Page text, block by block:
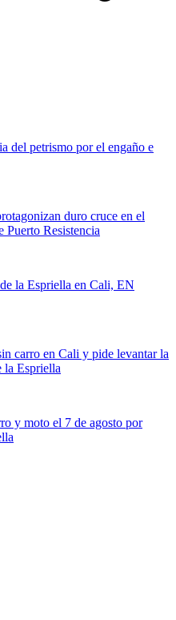
del petrismo por el engaño e
duro cruce en el
Puerto Resistencia
la Espriella en Cali, EN
carro en Cali y pide levantar la
la Espriella
y moto el 7 de agosto por